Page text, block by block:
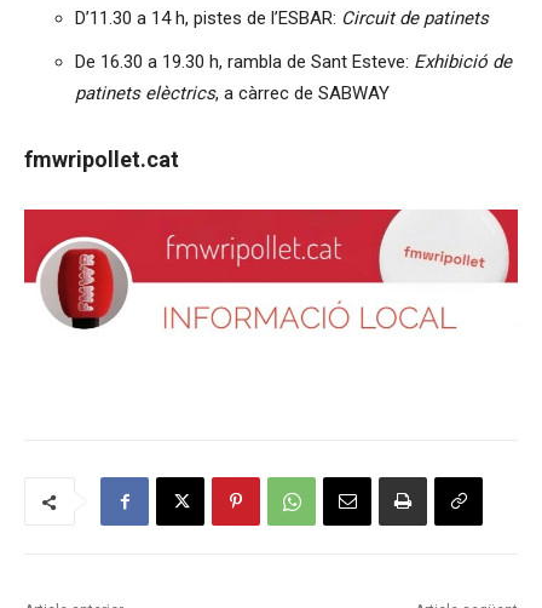
D’11.30 a 14 h, pistes de l’ESBAR: Circuit de patinets
De 16.30 a 19.30 h, rambla de Sant Esteve: Exhibició de
patinets elèctrics, a càrrec de SABWAY
fmwripollet.cat